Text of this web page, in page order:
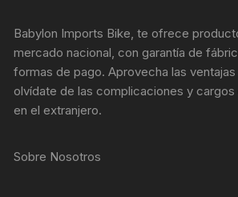
Babylon Imports Bike, te ofrece
mercado nacional, con garantía de
formas de pago. Aprovecha las
olvídate de las complicaciones y
en el extranjero.
Sobre Nosotros